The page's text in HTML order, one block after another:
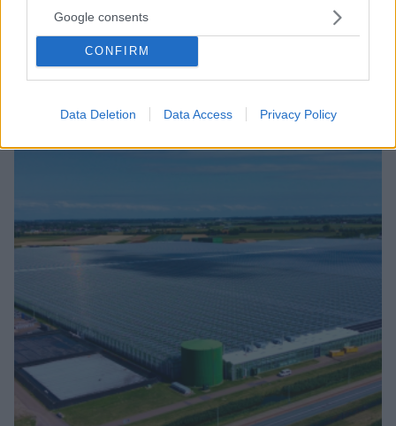
Google consents
CONFIRM
Data Deletion Data Access Privacy Policy
Forbes: Οι καλύτεροι προορισμοί στον κόσμο για
να ζήσεις μετά την σύνταξη, ανάμεσά τους και
τέσσερις πόλεις της Ελλάδας
10.08.2026, 11:37